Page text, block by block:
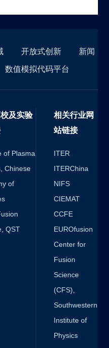
开放式创新 新闻
数值模拟代码平台
及实验
of Plasma
Chinese
of
QST
相关行业网
站链接
ITER
ITERChina
NIFS
CIEMAT
CCFE
EUROfusion
Center for
Fusion
Science
(CFS),
Southwestern
Institute of
Physics